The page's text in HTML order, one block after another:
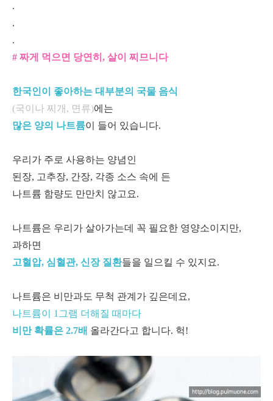
.
.
.
# 짜게 먹으면 당연히, 살이 찌므니다
한국인이 좋아하는 대부분의 국물 음식
(국이나 찌개, 면류)에는
많은 양의 나트륨이 들어 있습니다.
우리가 주로 사용하는 양념인
된장, 고추장, 간장, 각종 소스 속에 든
나트륨 함량도 만만치 않고요.
나트륨은 우리가 살아가는데 꼭 필요한 영양소이지만,
과하면
고혈압, 심혈관, 신장 질환들을 일으킬 수 있지요.
나트륨은 비만과도 무척 관계가 깊은데요,
나트륨이 1그램 더해질 때마다
비만 확률은 2.7배 올라간다고 합니다. 헉!